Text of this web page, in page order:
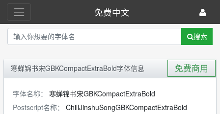
免费中文
搜索
免费商用
寒蝉锦书宋GBKCompactExtraBold字体信息
字体名称： 寒蝉锦书宋GBKCompactExtraBold
Postscript名称： ChillJinshuSongGBKCompactExtraBold